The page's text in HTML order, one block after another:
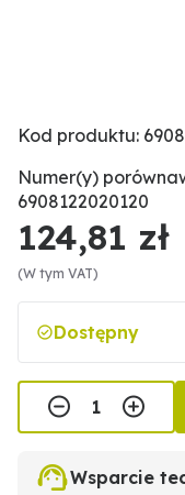
Kod produktu:
Numer(y)
6908122020120
124,81 zł
(W tym VAT)
Dostępny
Wsparcie